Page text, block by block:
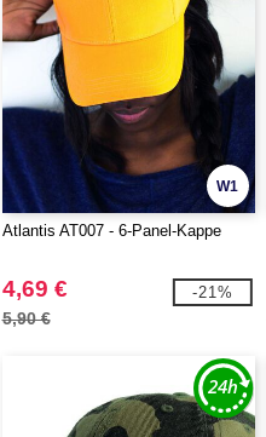
W1
Atlantis AT007 - 6-Panel-Kappe
4,69 €
5,90 €
-21%